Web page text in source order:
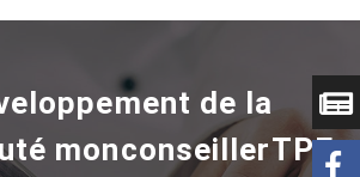
Nos conseillers
DionySols
Nos versions
de la
monconseillerTPE